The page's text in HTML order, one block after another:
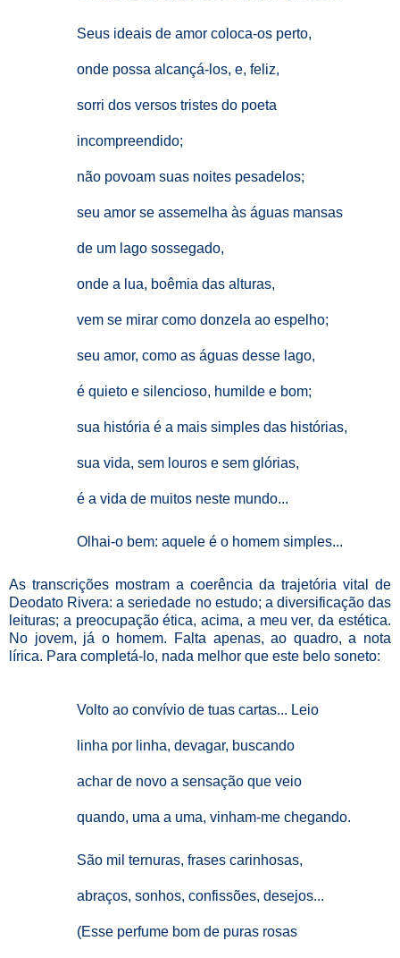
Seus ideais de amor coloca-os perto,
onde possa alcançá-los, e, feliz,
sorri dos versos tristes do poeta
incompreendido;
não povoam suas noites pesadelos;
seu amor se assemelha às águas mansas
de um lago sossegado,
onde a lua, boêmia das alturas,
vem se mirar como donzela ao espelho;
seu amor, como as águas desse lago,
é quieto e silencioso, humilde e bom;
sua história é a mais simples das histórias,
sua vida, sem louros e sem glórias,
é a vida de muitos neste mundo...
Olhai-o bem: aquele é o homem simples...
As transcrições mostram a coerência da trajetória vital de
Deodato Rivera: a seriedade no estudo; a diversificação das
leituras; a preocupação ética, acima, a meu ver, da estética.
No jovem, já o homem. Falta apenas, ao quadro, a nota
lírica. Para completá-lo, nada melhor que este belo soneto:
Volto ao convívio de tuas cartas... Leio
linha por linha, devagar, buscando
achar de novo a sensação que veio
quando, uma a uma, vinham-me chegando.
São mil ternuras, frases carinhosas,
abraços, sonhos, confissões, desejos...
(Esse perfume bom de puras rosas